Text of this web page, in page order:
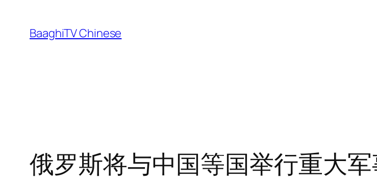
content
BaaghiTV Chinese
俄罗斯将与中国等国举行重大军